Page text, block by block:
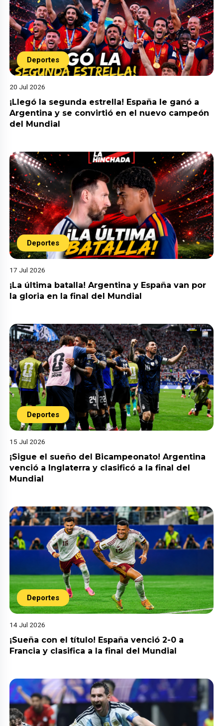
Deportes
20 Jul 2026
¡Llegó la segunda estrella! España le ganó a
Argentina y se convirtió en el nuevo campeón
del Mundial
Deportes
17 Jul 2026
¡La última batalla! Argentina y España van por
la gloria en la final del Mundial
Deportes
15 Jul 2026
¡Sigue el sueño del Bicampeonato! Argentina
venció a Inglaterra y clasificó a la final del
Mundial
Deportes
14 Jul 2026
¡Sueña con el título! España venció 2-0 a
Francia y clasifica a la final del Mundial